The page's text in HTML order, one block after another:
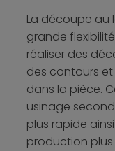
La découpe au
grande
réaliser des
des contours
dans la pièce.
usinage
plus rapide
production